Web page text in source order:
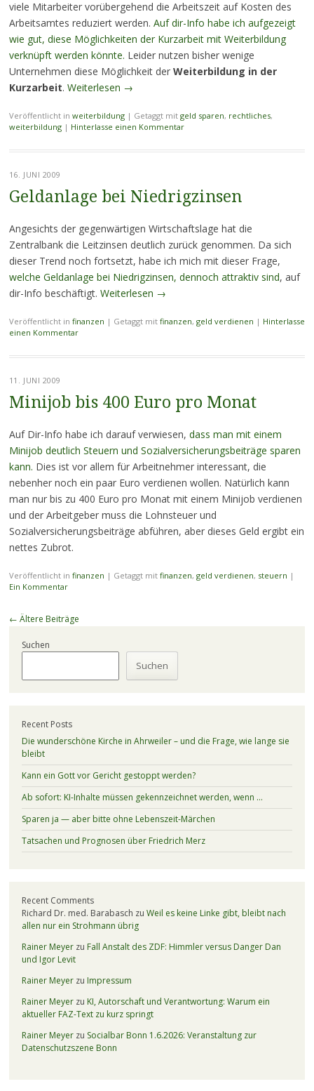
viele Mitarbeiter vorübergehend die Arbeitszeit auf Kosten des
Arbeitsamtes reduziert werden. Auf dir-Info habe ich aufgezeigt
wie gut, diese Möglichkeiten der Kurzarbeit mit Weiterbildung
verknüpft werden könnte. Leider nutzen bisher wenige
Unternehmen diese Möglichkeit der Weiterbildung in der
Kurzarbeit. Weiterlesen →
Veröffentlicht in weiterbildung | Getaggt mit geld sparen, rechtliches,
weiterbildung | Hinterlasse einen Kommentar
16. JUNI 2009
Geldanlage bei Niedrigzinsen
Angesichts der gegenwärtigen Wirtschaftslage hat die
Zentralbank die Leitzinsen deutlich zurück genommen. Da sich
dieser Trend noch fortsetzt, habe ich mich mit dieser Frage,
welche Geldanlage bei Niedrigzinsen, dennoch attraktiv sind, auf
dir-Info beschäftigt. Weiterlesen →
Veröffentlicht in finanzen | Getaggt mit finanzen, geld verdienen | Hinterlasse
einen Kommentar
11. JUNI 2009
Minijob bis 400 Euro pro Monat
Auf Dir-Info habe ich darauf verwiesen, dass man mit einem
Minijob deutlich Steuern und Sozialversicherungsbeiträge sparen
kann. Dies ist vor allem für Arbeitnehmer interessant, die
nebenher noch ein paar Euro verdienen wollen. Natürlich kann
man nur bis zu 400 Euro pro Monat mit einem Minijob verdienen
und der Arbeitgeber muss die Lohnsteuer und
Sozialversicherungsbeiträge abführen, aber dieses Geld ergibt ein
nettes Zubrot.
Veröffentlicht in finanzen | Getaggt mit finanzen, geld verdienen, steuern |
Ein Kommentar
Beitragsnavigation
← Ältere Beiträge
Suchen
Suchen
Recent Posts
Die wunderschöne Kirche in Ahrweiler – und die Frage, wie lange sie
bleibt
Kann ein Gott vor Gericht gestoppt werden?
Ab sofort: KI-Inhalte müssen gekennzeichnet werden, wenn …
Sparen ja — aber bitte ohne Lebenszeit-Märchen
Tatsachen und Prognosen über Friedrich Merz
Recent Comments
Richard Dr. med. Barabasch zu Weil es keine Linke gibt, bleibt nach
allen nur ein Strohmann übrig
Rainer Meyerzu Fall Anstalt des ZDF: Himmler versus Danger Dan
und Igor Levit
Rainer Meyerzu Impressum
Rainer Meyerzu KI, Autorschaft und Verantwortung: Warum ein
aktueller FAZ-Text zu kurz springt
Rainer Meyerzu Socialbar Bonn 1.6.2026: Veranstaltung zur
Datenschutzszene Bonn